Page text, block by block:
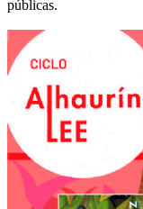
públicas.